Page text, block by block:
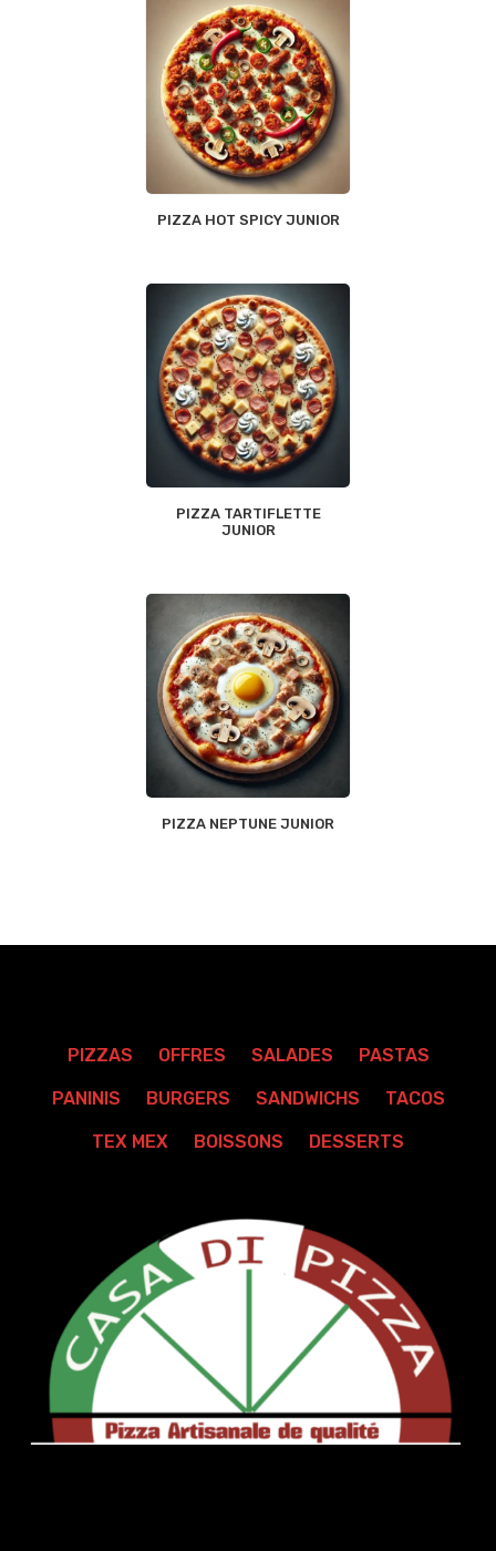
PIZZA HOT SPICY JUNIOR
PIZZA TARTIFLETTE
JUNIOR
PIZZA NEPTUNE JUNIOR
PIZZAS OFFRES SALADES PASTAS
PANINIS BURGERS SANDWICHS TACOS
TEX MEX BOISSONS DESSERTS